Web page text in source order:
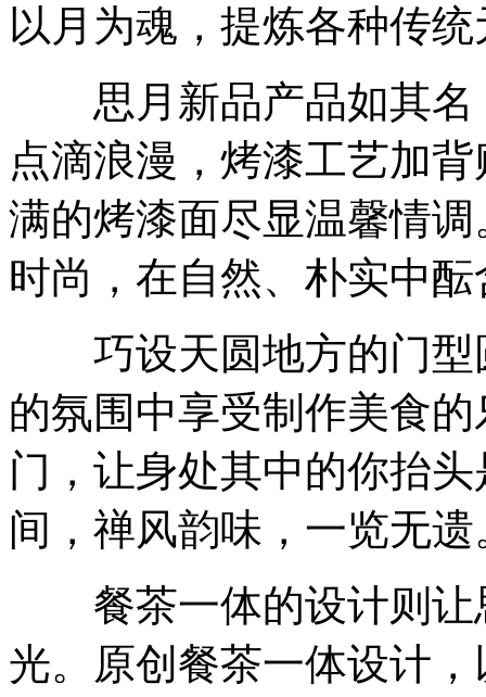
以月为魂，提炼各种传
思月新品产品如其名
点滴浪漫，烤漆工艺加
满的烤漆面尽显温馨情
时尚，在自然、朴实中
巧设天圆地方的门型
的氛围中享受制作美食
门，让身处其中的你抬
间，禅风韵味，一览无遗
餐茶一体的设计则让
光。原创餐茶一体设计